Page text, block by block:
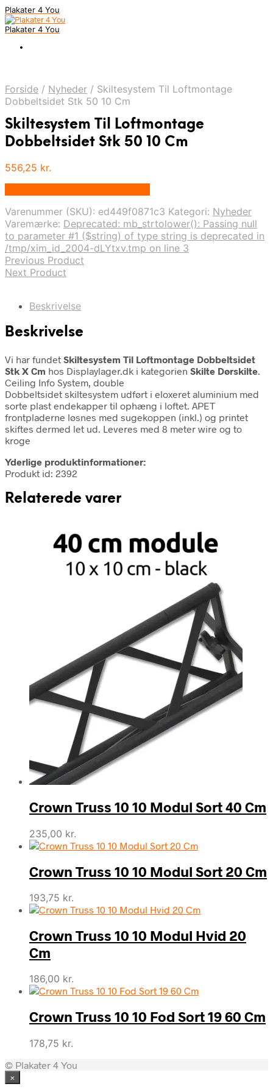
Plakater 4 You
Plakater 4 You
Forside / Nyheder / Skiltesystem Til Loftmontage
Dobbeltsidet Stk 50 10 Cm
Skiltesystem Til Loftmontage
Dobbeltsidet Stk 50 10 Cm
556,25 kr.
Varenummer (SKU): ed449f0871c3 Kategori: Nyheder
Varemærke: Deprecated: mb_strtolower(): Passing null
to parameter #1 ($string) of type string is deprecated in
/tmp/xim_id_2004-dLYtxv.tmp on line 3
Previous Product
Next Product
Beskrivelse
Beskrivelse
Vi har fundet Skiltesystem Til Loftmontage Dobbeltsidet
Stk X Cm hos Displaylager.dk i kategorien Skilte Dørskilte.
Ceiling Info System, double
Dobbeltsidet skiltesystem udført i eloxeret aluminium med
sorte plast endekapper til ophæng i loftet. APET
frontpladerne løsnes med sugekoppen (inkl.) og printet
skiftes dermed let ud. Leveres med 8 meter wire og to
kroge
Yderlige produktinformationer:
Produkt id: 2392
Relaterede varer
Crown Truss 10 10 Modul Sort 40 Cm
235,00 kr.
Crown Truss 10 10 Modul Sort 20 Cm
193,75 kr.
Crown Truss 10 10 Modul Hvid 20
Cm
186,00 kr.
Crown Truss 10 10 Fod Sort 19 60 Cm
178,75 kr.
© Plakater 4 You
×